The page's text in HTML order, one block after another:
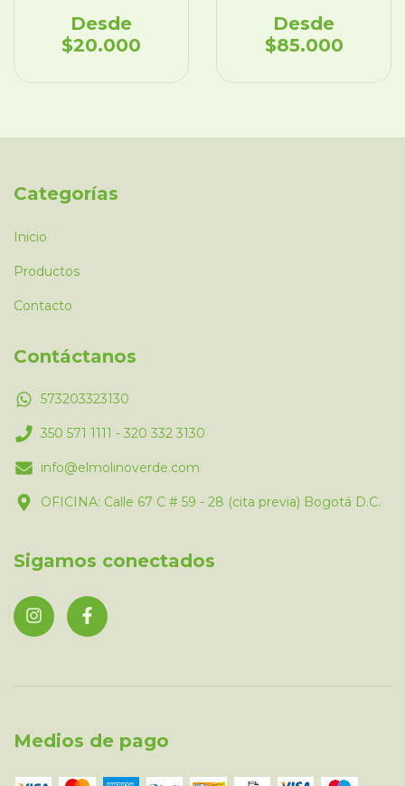
$20.000 $85.000
Categorías
Inicio
Productos
Contacto
Contáctanos
573203323130
350 571 1111 - 320 332 3130
info@elmolinoverde.com
OFICINA: Calle 67 C # 59 - 28 (cita previa) Bogotá D.C.
Sigamos conectados
Medios de pago